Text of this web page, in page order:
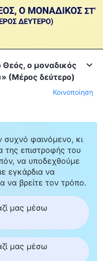
Θεός, ο μοναδικός
(Μέρος δεύτερο)
Κοινοποίηση
φαινόμενο, κι
της επιστροφής του
να υποδεχθούμε
εγκάρδια να
να βρείτε τον τρόπο.
μας μέσω
μας μέσω